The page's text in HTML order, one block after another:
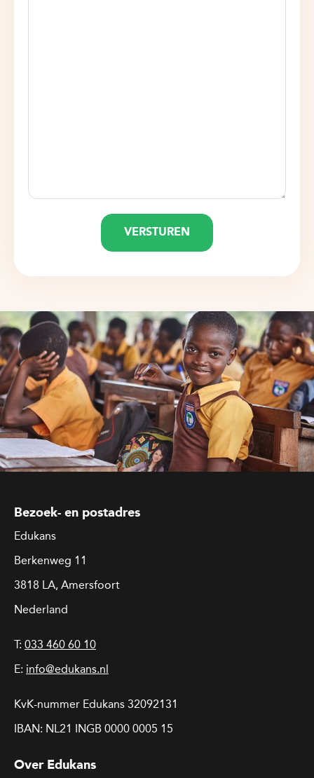
Bezoek- en postadres
Edukans
Berkenweg 11
3818 LA, Amersfoort
Nederland
T: 033 460 60 10
E: info@edukans.nl
KvK-nummer Edukans 32092131
IBAN: NL21 INGB 0000 0005 15
Over Edukans